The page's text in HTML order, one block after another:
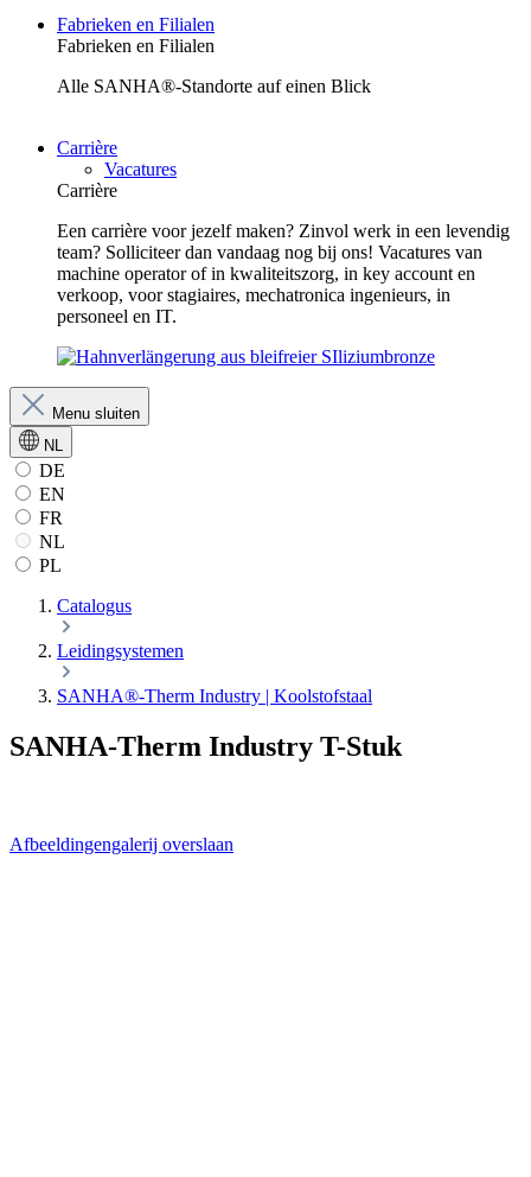
Fabrieken en Filialen
Fabrieken en Filialen
Alle SANHA®-Standorte auf einen Blick
Carrière
Vacatures
Carrière
Een carrière voor jezelf maken? Zinvol werk in een levendig
team? Solliciteer dan vandaag nog bij ons! Vacatures van
machine operator of in kwaliteitszorg, in key account en
verkoop, voor stagiaires, mechatronica ingenieurs, in
personeel en IT.
Menu sluiten
NL
DE
EN
FR
NL
PL
Catalogus
Leidingsystemen
SANHA®-Therm Industry | Koolstofstaal
SANHA-Therm Industry T-Stuk
Afbeeldingengalerij overslaan